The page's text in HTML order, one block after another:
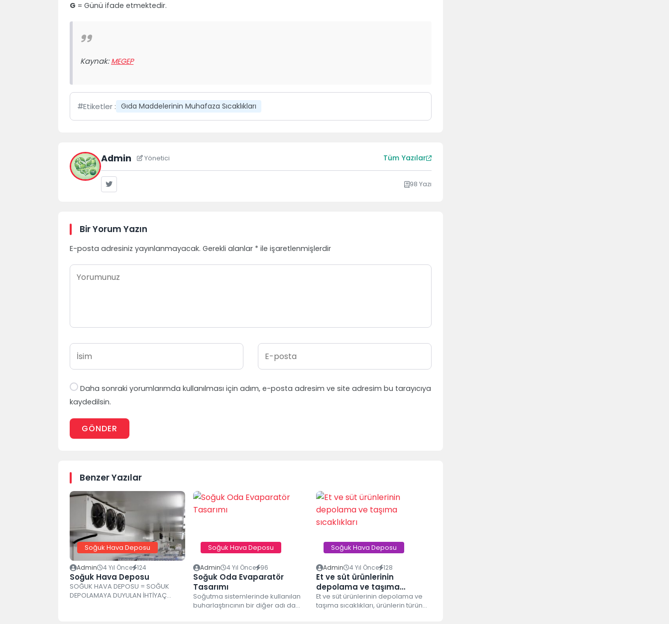
G = Günü ifade etmektedir.
Kaynak:MEGEP
Etiketler : Gıda Maddelerinin Muhafaza Sıcaklıkları
Admin Yönetici Tüm Yazılar
98 Yazı
Bir Yorum Yazın
E-posta adresiniz yayınlanmayacak. Gerekli alanlar * ile işaretlenmişlerdir
Daha sonraki yorumlarımda kullanılması için adım, e-posta adresim ve site adresim bu tarayıcıya
kaydedilsin.
GÖNDER
Benzer Yazılar
Soğuk Hava Deposu
Admin 4 Yıl Önce 124
Soğuk Hava Deposu
SOĞUK HAVA DEPOSU = SOĞUK
DEPOLAMAYA DUYULAN İHTİYAÇ
Soğuk Hava Deposu
Admin 4 Yıl Önce 96
Soğuk Oda Evaparatör
Tasarımı
Soğutma sistemlerinde kullanılan
buharlaştırıcının bir diğer adı da
Soğuk Hava Deposu
Admin 4 Yıl Önce 128
Et ve süt ürünlerinin
depolama ve taşıma
sıcaklıkları
Et ve süt ürünlerinin depolama ve
taşıma sıcaklıkları, ürünlerin türüne,